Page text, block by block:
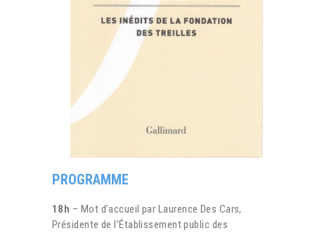
PROGRAMME
18h – Mot d’accueil par Laurence Des Cars,
Présidente de l’Établissement public des